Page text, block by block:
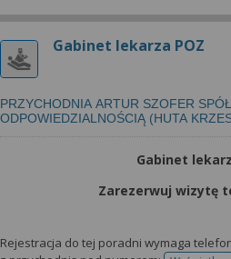
Gabinet lekarza POZ
PRZYCHODNIA ARTUR SZOFER
ODPOWIEDZIALNOŚCIĄ (HUTA
Gabinet
Zarezerwuj wizytę
Rejestracja do tej poradni wymaga